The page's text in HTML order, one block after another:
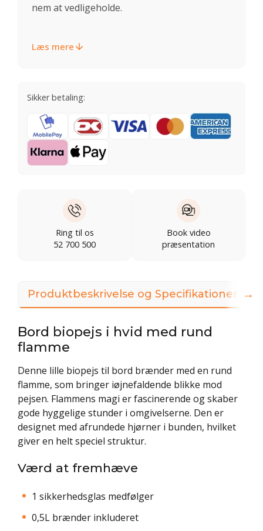
nem at vedligeholde.
Læs mere
Sikker betaling:
Ring til os
52 700 500
Book video
præsentation
Produktbeskrivelse og Specifikationer
Bord biopejs i hvid med rund
flamme
Denne lille biopejs til bord brænder med en rund
flamme, som bringer iøjnefaldende blikke mod
pejsen. Flammens magi er fascinerende og skaber
gode hyggelige stunder i omgivelserne. Den er
designet med afrundede hjørner i bunden, hvilket
giver en helt speciel struktur.
Værd at fremhæve
1 sikkerhedsglas medfølger
0,5L brænder inkluderet
→